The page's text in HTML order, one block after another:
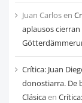
Juan Carlosen
aplausos
Crítica: Juan
donostiarra. De
Clásicaen